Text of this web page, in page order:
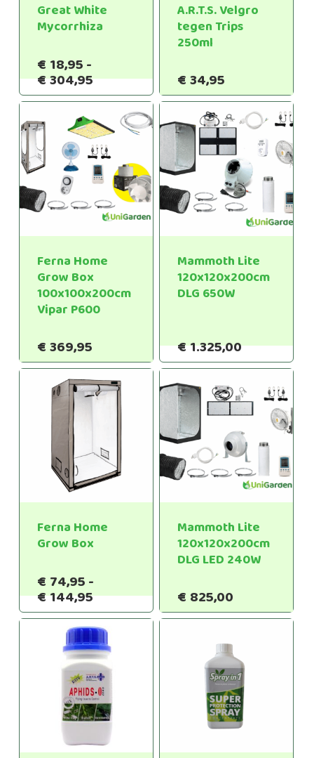
Great White
Mycorrhiza
€ 18,95-
€304,95Prijsklasse:
€18,95
€304,95
A.R.T.S. Velgro
tegen Trips
250ml
€34,95
Ferna Home
Grow Box
100x100x200cm
Vipar P600
€369,95
Mammoth Lite
120x120x200cm
DLG 650W
€1.325,00
Ferna Home
Grow Box
€ 74,95-
€144,95Prijsklasse:
€74,95
tot
€144,95
Mammoth Lite
120x120x200cm
DLG LED 240W
€ 825,00